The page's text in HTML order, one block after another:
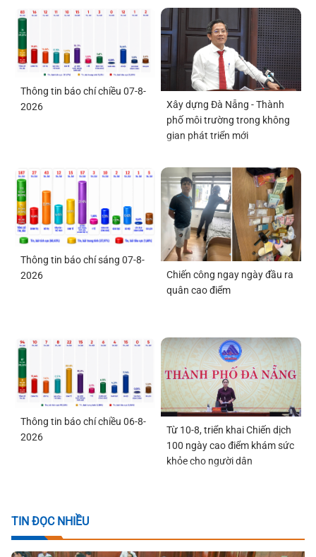
Thông tin báo chí chiều 07-8-
2026
Xây dựng Đà Nẵng - Thành
phố môi trường trong không
gian phát triển mới
Thông tin báo chí sáng 07-8-
2026
Chiến công ngay ngày đầu ra
quân cao điểm
Thông tin báo chí chiều 06-8-
2026
Từ 10-8, triển khai Chiến dịch
100 ngày cao điểm khám sức
khỏe cho người dân
TIN ĐỌC NHIỀU